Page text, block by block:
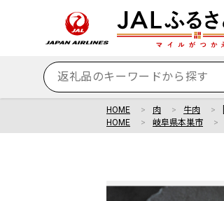
HOME 肉 牛肉
HOME
岐阜県本巣市